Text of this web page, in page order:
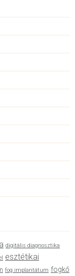
digitális diagnosztika
esztétikai
fog implantátum fogkő